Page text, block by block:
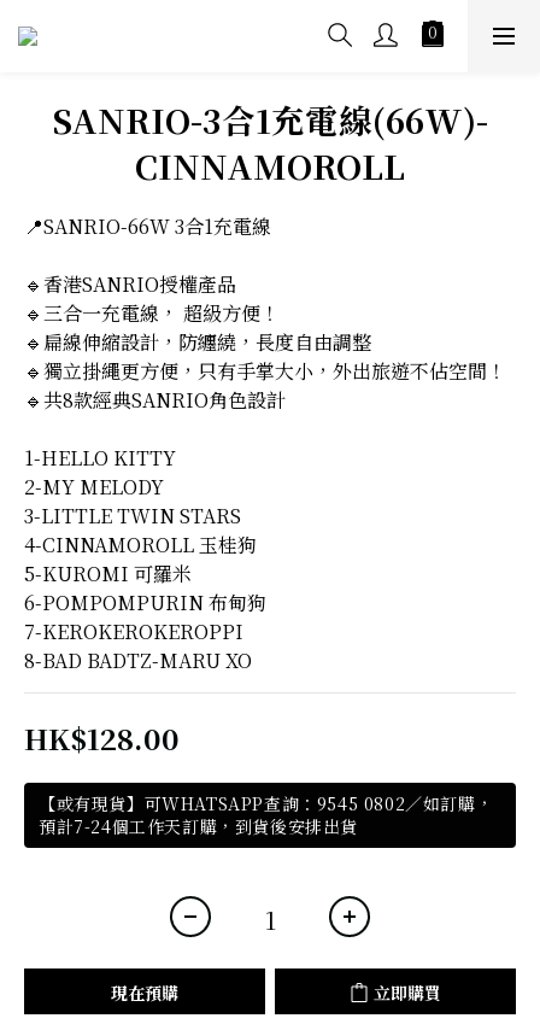
SANRIO-3合1充電線(66W)-
CINNAMOROLL
📍SANRIO-66W 3合1充電線
🔹香港SANRIO授權產品
🔹三合一充電線， 超級方便！
🔹扁線伸縮設計，防纏繞，長度自由調整
🔹獨立掛繩更方便，只有手掌大小，外出旅遊不佔空間！
🔹共8款經典SANRIO角色設計
1-HELLO KITTY
2-MY MELODY
3-LITTLE TWIN STARS
4-CINNAMOROLL 玉桂狗
5-KUROMI 可羅米
6-POMPOMPURIN 布甸狗
7-KEROKEROKEROPPI
8-BAD BADTZ-MARU XO
HK$128.00
【或有現貨】可WHATSAPP查詢：9545 0802／如訂購，
預計7-24個工作天訂購，到貨後安排出貨
現在預購 立即購買